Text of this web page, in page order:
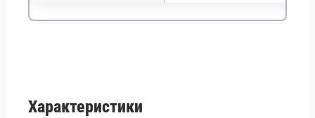
Характеристики